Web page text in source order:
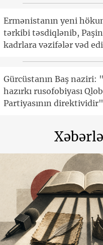
Ermənistanın yeni
tərkibi təsdiqlənib,
kadrlara vəzifələr vəd
Gürcüstanın Baş
hazırkı rusofobiyası
Partiyasının direktividir"